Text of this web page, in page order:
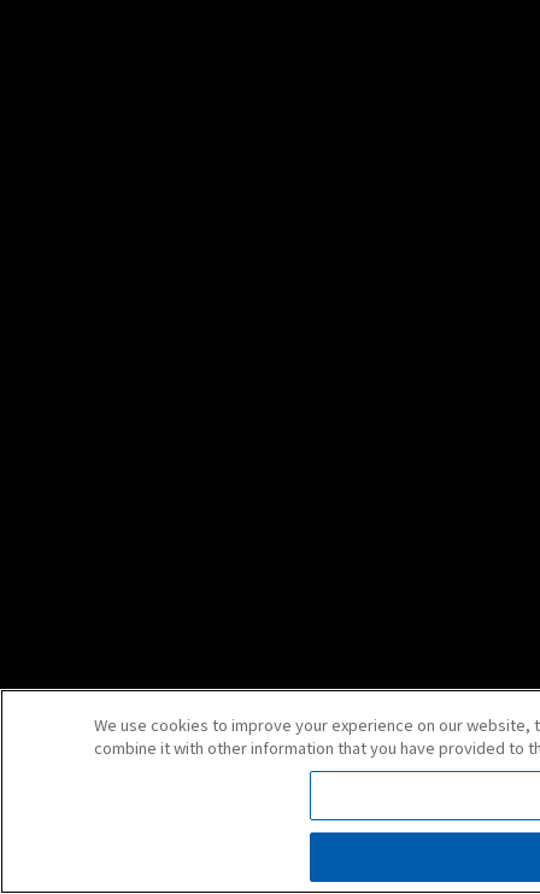
We use cookies to improve your experience on our
combine it with other information that you have provided to